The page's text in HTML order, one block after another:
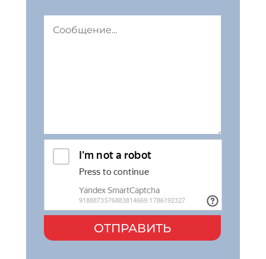
ОТПРАВИТЬ